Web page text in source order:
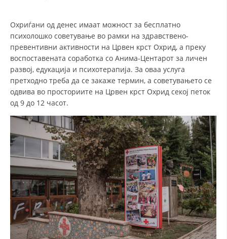
ЗАКОН ЗА ЦКРМ
СТАТУТ НА ЦКРМ
РАКОВОДЕН ОДБОР
СОБРАНИЕ
СТРУКТУРА И ОРГАНИЗАЦИОНА ПОСТАВЕНОСТ
ДИСЕМИНАЦИЈА
MЕЃУНАРОДНО ХУМАНИТАРНО ПРАВО
ПРОМОЦИЈА НА ХУМАНИ ВРЕДНОСТИ
Охриѓани од денес имаат можност за бесплатно
психолошко советување во рамки на здравствено-
превентивни активности на Црвен крст Охрид, а преку
воспоставената соработка со Анима-Центарот за личен
развој, едукација и психотерапија. За оваа услуга
претходно треба да се закаже термин, а советувањето се
одвива во просториите на Црвен крст Охрид секој петок
од 9 до 12 часот.